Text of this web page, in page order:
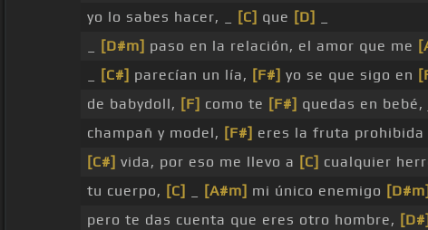
yo lo sabes hacer, _
[C] que [D]
[D#m] paso en la relación, el amor que me
[C#] parecían un lía, [F#] yo se que sigo en
de babydoll, [F] como te [F#] quedas en bebé,
champañ y model, [F#] eres la fruta prohibida
[C#] vida, por eso me llevo a [C] cualquier
tu cuerpo, [C] [A#m] mi único enemigo [D#m]
pero te das cuenta que eres otro hombre, [D#]